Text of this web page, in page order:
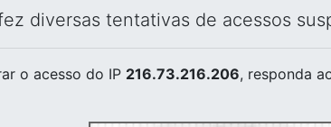
diversas tentativas de acessos
o acesso do IP 216.73.216.206, responda